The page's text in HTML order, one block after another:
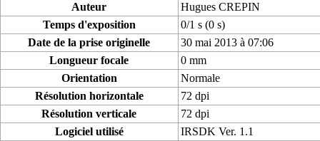
Auteur
Hugues CREPIN
Temps d'exposition
0/1 s (0 s)
Date de la prise originelle
30 mai 2013 à 07:06
Longueur focale
0 mm
Orientation
Normale
Résolution horizontale
72 dpi
Résolution verticale
72 dpi
Logiciel utilisé
IRSDK Ver. 1.1